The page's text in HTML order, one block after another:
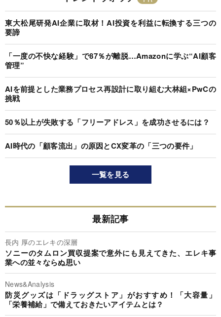
東大松尾研発AI企業に取材！AI投資を利益に転換する三つの
要諦
「一度の不快な経験」で87％が離脱…Amazonに学ぶ“AI顧客
管理”
AIを前提とした業務プロセス再設計に取り組む大林組×PwCの
挑戦
50％以上が失敗する「フリーアドレス」を成功させるには？
AI時代の「顧客流出」の原因とCX変革の「三つの要件」
一覧を見る
最新記事
長内 厚のエレキの深層
ソニーのタムロン買収提案で意外にも見えてきた、エレキ事
業への並々ならぬ思い
News&Analysis
防災グッズは「ドラッグストア」がおすすめ！「大容量」
「栄養補給」で備えておきたいアイテムとは？